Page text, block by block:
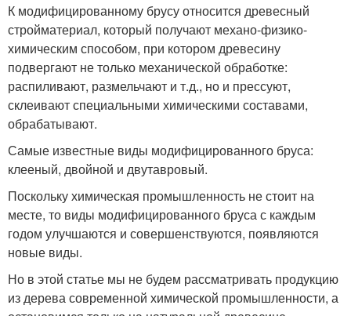
К модифицированному брусу относится древесный
стройматериал, который получают механо-физико-
химическим способом, при котором древесину
подвергают не только механической обработке:
распиливают, размельчают и т.д., но и прессуют,
склеивают специальными химическими составами,
обрабатывают.
Самые известные виды модифицированного бруса:
клееный, двойной и двутавровый.
Поскольку химическая промышленность не стоит на
месте, то виды модифицированного бруса с каждым
годом улучшаются и совершенствуются, появляются
новые виды.
Но в этой статье мы не будем рассматривать продукцию
из дерева современной химической промышленности, а